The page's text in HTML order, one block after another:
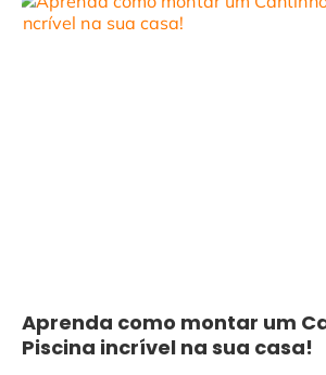
Aprenda como montar um
Piscina incrível na sua casa!